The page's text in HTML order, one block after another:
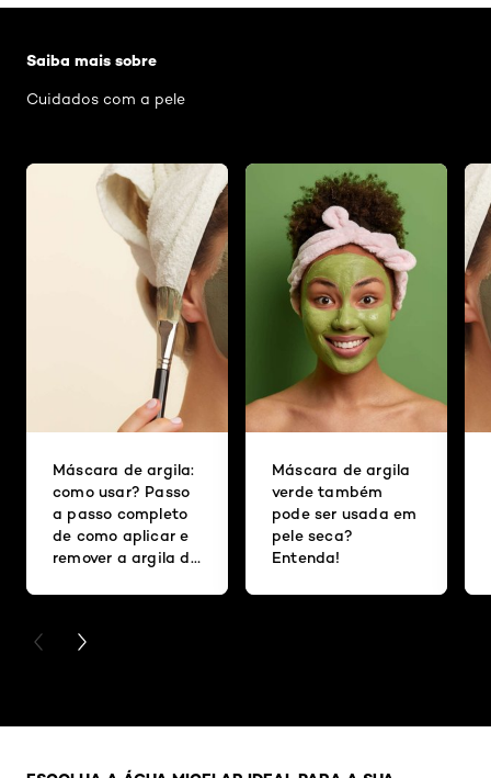
Saiba mais sobre
Cuidados com a pele
Máscara de argila:
como usar? Passo
a passo completo
de como aplicar e
remover a argila do
Máscara de argila
verde também
pode ser usada em
pele seca?
Entenda!
PREVIOUS CARD
NEXT CARD